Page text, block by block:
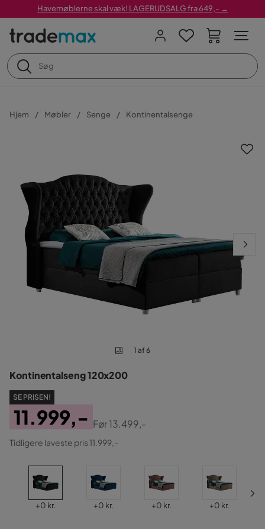
Havemøblerne skal væk! LAGERUDSALG fra 649,- →
Hjem Møbler Senge Kontinentalsenge
1 af 6
Kontinentalseng 120x200
SE PRISEN!
Pris
11.999,-
Original
Pris
Før13.499,-
Tidligere laveste pris 11.999,-
Pris
+0 kr. Pris
+0 kr. Pris
+0 kr. Pris
+0 kr.